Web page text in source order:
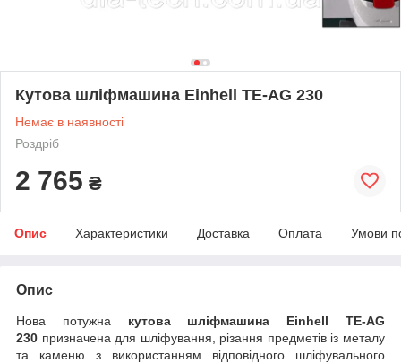
Кутова шліфмашина Einhell TE-AG 230
Немає в наявності
Роздріб
2 765 ₴
Опис Характеристики Доставка Оплата Умови
Опис
Нова потужна кутова шліфмашина EinhellTE-AG
230 призначена для шліфування, різання предметів із металу
та каменю з використанням відповідного шліфувального